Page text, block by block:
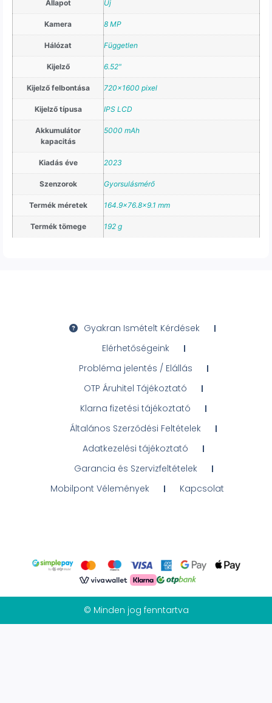
Állapot Új
Kamera 8 MP
Hálózat Független
Kijelző 6.52"
Kijelző felbontása 720×1600 pixel
Kijelző típusa IPS LCD
Akkumulátor
kapacitás
5000 mAh
Kiadás éve 2023
Szenzorok Gyorsulásmérő
Termék méretek 164.9×76.8×9.1 mm
Termék tömege 192 g
Gyakran Ismételt Kérdések
Elérhetőségeink
Probléma jelentés / Elállás
OTP Áruhitel Tájékoztató
Klarna fizetési tájékoztató
Általános Szerződési Feltételek
Adatkezelési tájékoztató
Garancia és Szervizfeltételek
Mobilpont Vélemények
Kapcsolat
© Minden jog fenntartva